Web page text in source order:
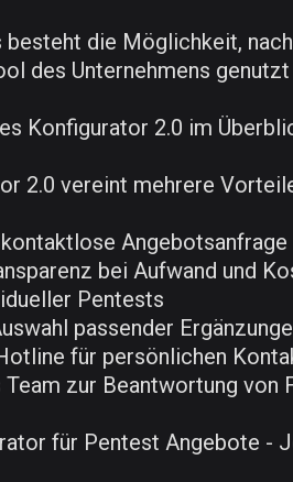
besteht die Möglichkeit,
des Unternehmens
Konfigurator 2.0 im
2.0 vereint mehrere
Angebotsanfrage
bei Aufwand und
Pentests
passender
für persönlichen
zur Beantwortung von
für Pentest Angebote